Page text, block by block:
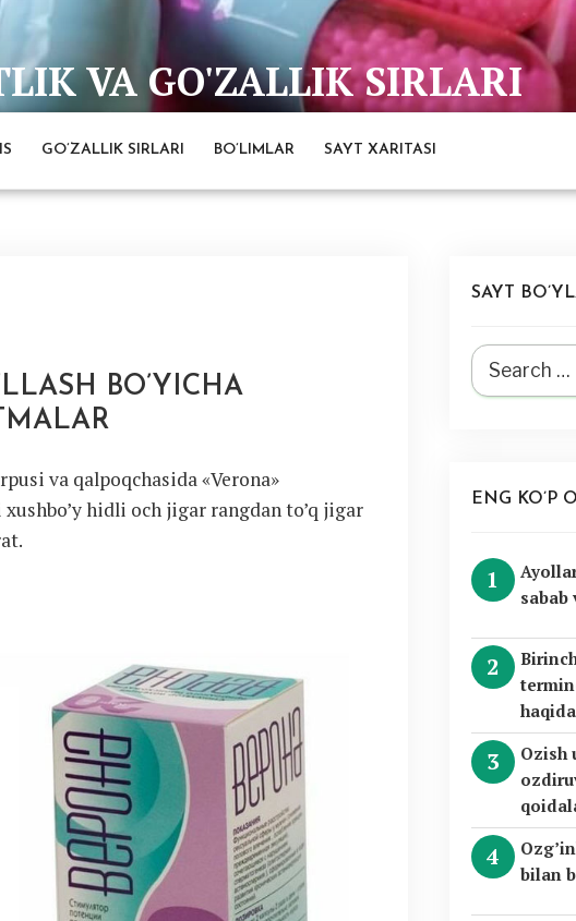
VA GO'ZALLIK SIRLARI
GO’ZALLIK SIRLARI BO’LIMLAR SAYT XARITASI
BO’YICHA
va qalpoqchasida «Verona»
hidli och jigar rangdan to’q jigar
SAYT
Search
for:
ENG KO’P
haqida
Ozish
bilan